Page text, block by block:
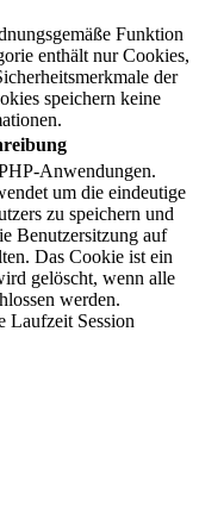
Funktion
enthält nur Cookies,
der
speichern keine
Anwendungen.
um die eindeutige
zu speichern und
Benutzersitzung auf
Das Cookie ist ein
gelöscht, wenn alle
werden.
Laufzeit Session